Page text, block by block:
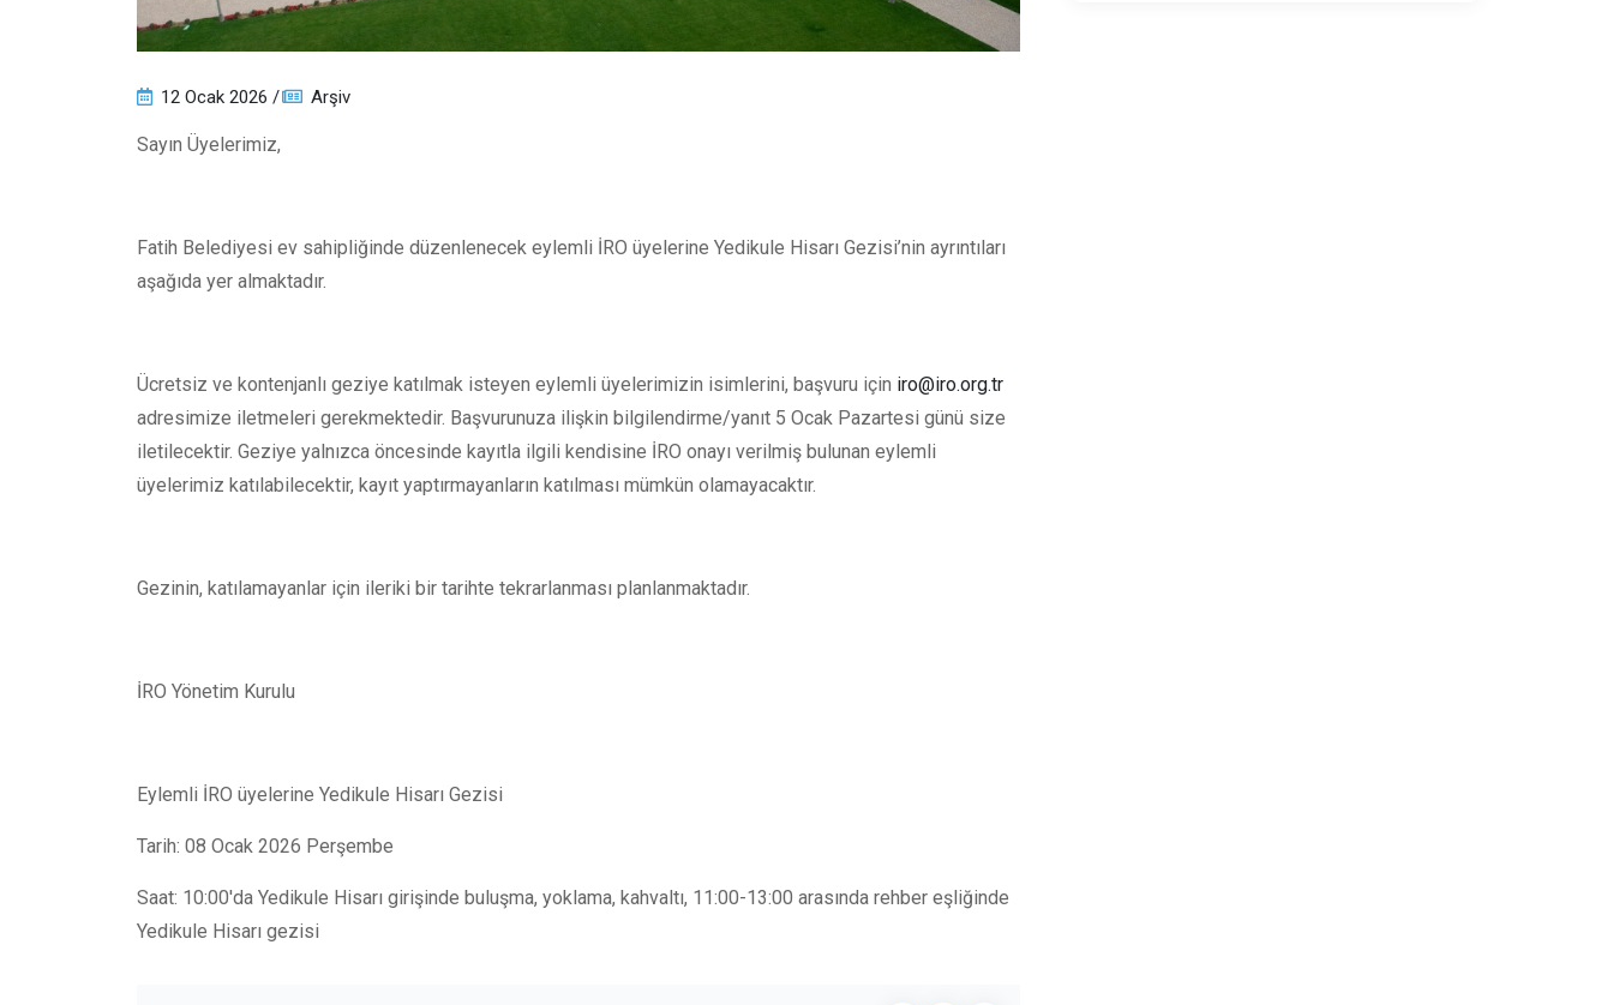
12 Ocak 2026 Arşiv
Sayın Üyelerimiz,
Fatih Belediyesi ev sahipliğinde düzenlenecek eylemli İRO üyelerine Yedikule Hisarı Gezisi’nin ayrıntıları
aşağıda yer almaktadır.
Ücretsiz ve kontenjanlı geziye katılmak isteyen eylemli üyelerimizin isimlerini, başvuru için iro@iro.org.tr
adresimize iletmeleri gerekmektedir. Başvurunuza ilişkin bilgilendirme/yanıt 5 Ocak Pazartesi günü size
iletilecektir. Geziye yalnızca öncesinde kayıtla ilgili kendisine İRO onayı verilmiş bulunan eylemli
üyelerimiz katılabilecektir, kayıt yaptırmayanların katılması mümkün olamayacaktır.
Gezinin, katılamayanlar için ileriki bir tarihte tekrarlanması planlanmaktadır.
İRO Yönetim Kurulu
Eylemli İRO üyelerine Yedikule Hisarı Gezisi
Tarih: 08 Ocak 2026 Perşembe
Saat: 10:00'da Yedikule Hisarı girişinde buluşma, yoklama, kahvaltı, 11:00-13:00 arasında rehber eşliğinde
Yedikule Hisarı gezisi